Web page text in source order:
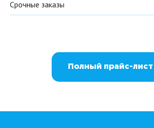
Срочные заказы
Полный прайс-лист